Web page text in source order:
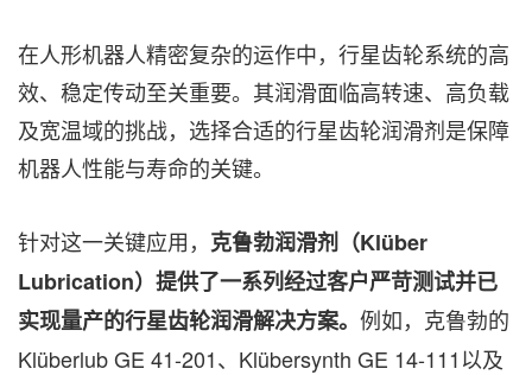
在人形机器人精密复杂的运作中，行星齿轮系统的高
效、稳定传动至关重要。其润滑面临高转速、高负载
及宽温域的挑战，选择合适的行星齿轮润滑剂是保障
机器人性能与寿命的关键。
针对这一关键应用， 克鲁勃润滑剂（Klüber
Lubrication）提供了一系列经过客户严苛测试并已
实现量产的行星齿轮润滑解决方案。 例如，克鲁勃的
Klüberlub GE 41-201、Klübersynth GE 14-111以及